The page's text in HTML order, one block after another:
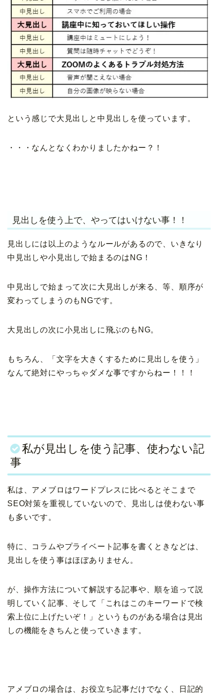
という感じで大見出しと中見出しを使っています。
・・・なんとなくわかりましたかねー？！
見出しを使う上で、やってはいけない事！！
見出しには以上のようなルールがあるので、いきなり
中見出しや小見出しで始まるのはNG！
中見出しで始まって次に大見出しが来る、等、順序が
変わってしまうのもNGです。
大見出しの次に小見出しに飛ぶのもNG。
もちろん、「文字を大きくするために見出しを使う」
なんて絶対にやっちゃダメな事ですからねー！！！
私が見出しを使う記事、使わない記
事
私は、アメブロはワードプレスに比べるとそこまで
SEO対策を重視していないので、見出しは使わない事
も多いです。
特に、コラムやプライベート記事を書くときなどは、
見出しを使う事はほぼありません。
が、操作方法について解説する記事や、順を追って説
明していく記事、そして「これはこのキーワードで検
索上位に上げたいぞ！」というものがある場合は見出
しの機能をきちんと使っていきます。
アメブロの場合は、お役立ち記事だけでなく、日記的